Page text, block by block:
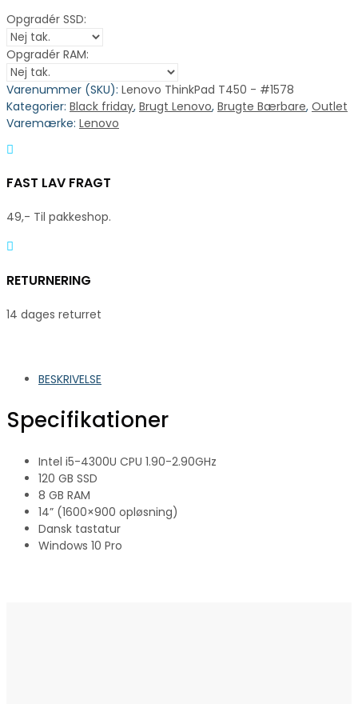
Opgradér SSD:
Opgradér RAM:
Varenummer (SKU): Lenovo ThinkPad T450 - #1578
Kategorier: Black friday, Brugt Lenovo, Brugte Bærbare, Outlet
Varemærke: Lenovo
FAST LAV FRAGT
49,- Til pakkeshop.
RETURNERING
14 dages returret
BESKRIVELSE
Specifikationer
Intel i5-4300U CPU 1.90-2.90GHz
120 GB SSD
8 GB RAM
14” (1600×900 opløsning)
Dansk tastatur
Windows 10 Pro